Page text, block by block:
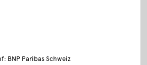
BNP Paribas Schweiz